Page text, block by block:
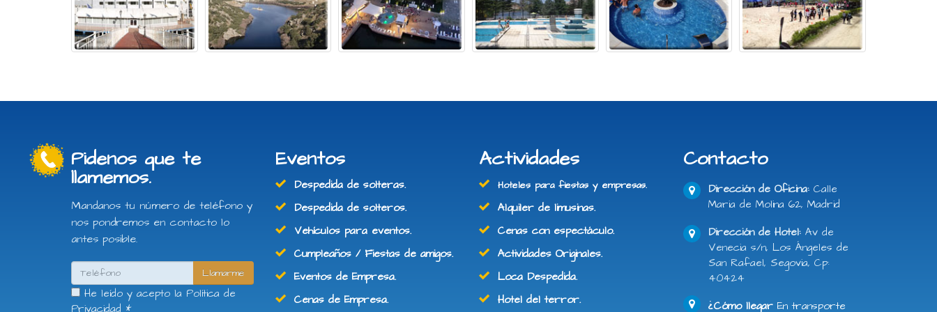
Pidenos que te
llamemos.
Mandanos tu número de teléfono y
nos pondremos en contacto lo
antes posible.
Llamarme
He leído y acepto la Política de
Privacidad *
Eventos
Despedida de solteras.
Despedida de solteros.
Vehículos para eventos.
Cumpleaños / Fiestas de amigos.
Eventos de Empresa.
Cenas de Empresa.
Actividades
Hoteles para fiestas y empresas.
Alquiler de limusinas.
Cenas con espectáculo.
Actividades Originales.
Loca Despedida.
Hotel del terror.
Contacto
Dirección de Oficina: Calle
Maria de Molina 62, Madrid
Dirección de Hotel: Av de
Venecia s/n, Los Ángeles de
San Rafael, Segovia, Cp:
40424
¿Cómo llegarEn transporte